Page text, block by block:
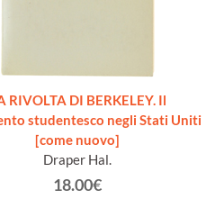
RIVOLTA DI BERKELEY. Il
studentesco negli Stati Uniti
[come nuovo]
Draper Hal.
18.00€